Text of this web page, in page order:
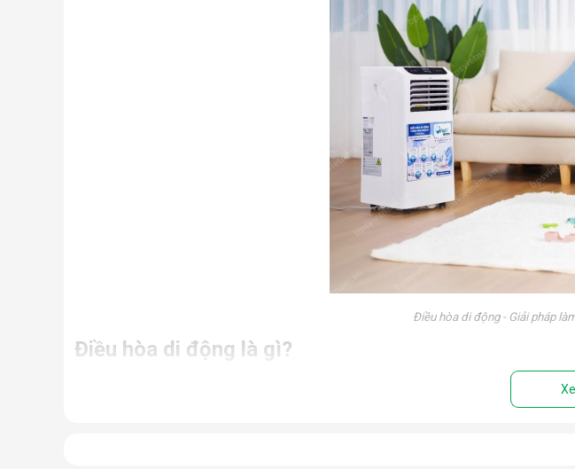
Điều hòa di động - Giải pháp
Điều hòa di động là gì?
Điều hòa di động là thiết bị làm mát được cải tiến từ điều hòa treo tường truyền
Nhưng thực chất, đây là một chiếc điều hòa “chính hiệu” với đầy đủ các bộ phận: